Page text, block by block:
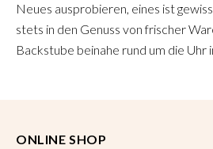
Neues ausprobieren, eines ist
stets in den Genuss von frischer
Backstube beinahe rund um die Uhr
ONLINE SHOP